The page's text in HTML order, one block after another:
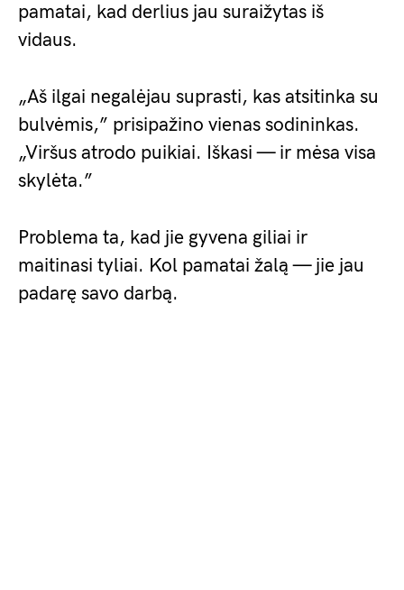
pamatai, kad derlius jau suraižytas iš
vidaus.
„Aš ilgai negalėjau suprasti, kas atsitinka su
bulvėmis,” prisipažino vienas sodininkas.
„Viršus atrodo puikiai. Iškasi — ir mėsa visa
skylėta.”
Problema ta, kad jie gyvena giliai ir
maitinasi tyliai. Kol pamatai žalą — jie jau
padarę savo darbą.